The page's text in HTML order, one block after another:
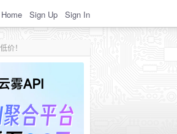
Home Sign Up Sign In
价！